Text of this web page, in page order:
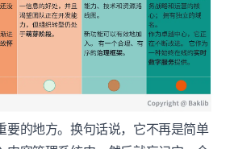
要的地方。换句话说，它不再是简单